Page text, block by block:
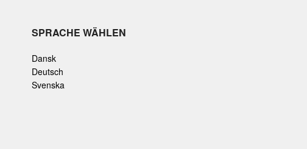
SPRACHE WÄHLEN
Dansk
Deutsch
Svenska